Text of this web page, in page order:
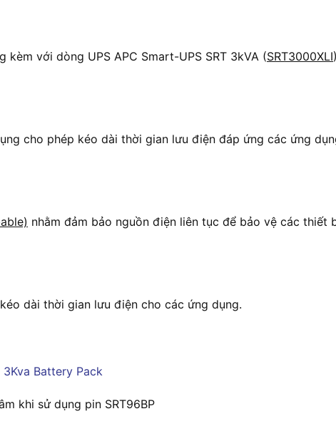
với dòng UPS APC Smart-UPS SRT 3kVA (SRT3000XLI)
cho phép kéo dài thời gian lưu điện đáp ứng các ứng
nhằm đảm bảo nguồn điện liên tục để bảo vệ các
dài thời gian lưu điện cho các ứng dụng.
khi sử dụng pin SRT96BP